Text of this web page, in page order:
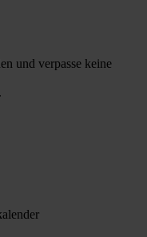
und verpasse keine